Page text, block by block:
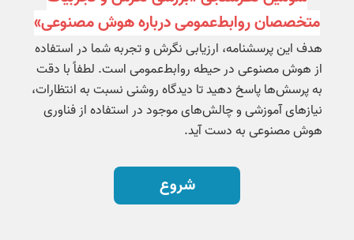
متخصصان روابط‌عمومی درباره هوش مصنوعی»
هدف این پرسشنامه، ارزیابی نگرش و تجربه شما در استفاده
از هوش مصنوعی در حیطه روابط‌عمومی است. لطفاً با دقت
به پرسش‌ها پاسخ دهید تا دیدگاه روشنی نسبت به انتظارات،
نیازهای آموزشی و چالش‌های موجود در استفاده از فناوری
هوش مصنوعی به دست آید.
شروع